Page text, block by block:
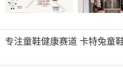
专注童鞋健康赛道 卡特兔童